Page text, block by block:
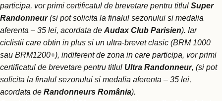
participa, vor primi certificatul de brevetare pentru titlul Super
Randonneur(si pot solicita la finalul sezonului si medalia
aferenta – 35 lei, acordata de Audax Club Parisien). Iar
ciclistii care obtin in plus si un ultra-brevet clasic (BRM 1000
sau BRM1200+), indiferent de zona in care participa, vor primi
certificatul de brevetare pentru titlul Ultra Randonneur, (si pot
solicita la finalul sezonului si medalia aferenta – 35 lei,
acordata de Randonneurs România).